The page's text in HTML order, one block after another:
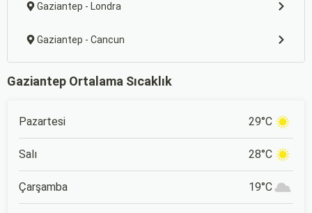
Gaziantep - Londra
Gaziantep - Cancun
Gaziantep Ortalama Sıcaklık
Pazartesi 29°C
Salı 28°C
Çarşamba 19°C